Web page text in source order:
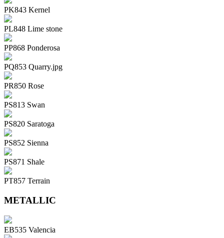
PK843 Kernel
PL848 Lime stone
PP868 Ponderosa
PQ853 Quarry.jpg
PR850 Rose
PS813 Swan
PS820 Saratoga
PS852 Sienna
PS871 Shale
PT857 Terrain
METALLIC
EB535 Valencia